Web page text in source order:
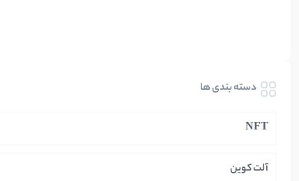
دسته بندی ها
NFT
آلت کوین